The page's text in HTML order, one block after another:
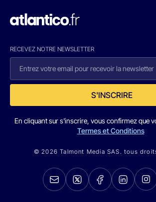
RECEVEZ NOTRE NEWSLETTER
S'INSCRIRE
En cliquant sur s'inscrire, vous confirmez que
Termes et Conditions
© 2026 Talmont Media SAS. tous